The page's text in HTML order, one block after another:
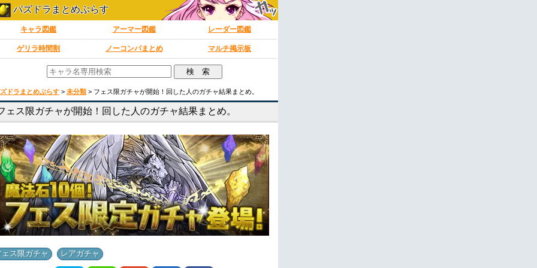
パズドラまとめぷらす
キャラ図鑑 アーマー図鑑 レーダー図鑑
ゲリラ時間割 ノーコンパまとめ マルチ掲示板
ドラまとめぷらす > 未分類 > フェス限ガチャが開始！回した人のガチャ結果まとめ。
ェス限ガチャが開始！回した人のガチャ結果まとめ。
ェス限ガチャ レアガチャ